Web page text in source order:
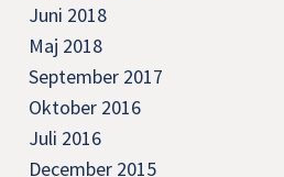
Juni 2018
Maj 2018
September 2017
Oktober 2016
Juli 2016
December 2015